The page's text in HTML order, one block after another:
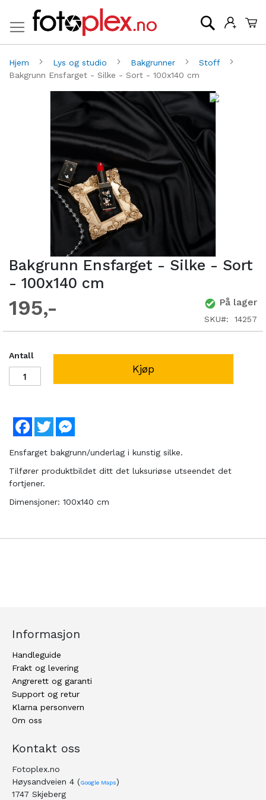
Søk
Hjem Lys og studio Bakgrunner
Stoff
Bakgrunn Ensfarget - Silke - Sort - 100x140 cm
Bakgrunn Ensfarget - Silke - Sort
- 100x140 cm
195 På lager
SKU 14257
Antall
Kjøp
Facebook
Twitter
Ensfarget bakgrunn/underlag i kunstig silke.
Tilfører produktbildet ditt det luksuriøse utseendet det
fortjener.
Dimensjoner: 100x140 cm
Informasjon
Handleguide
Frakt og levering
Angrerett og garanti
Support og retur
Klarna personvern
Om oss
Kontakt oss
Fotoplex.no
Høysandveien 4 (Google Maps)
1747 Skjeberg